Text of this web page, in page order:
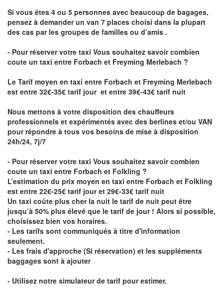
Si vous êtes 4 ou 5 personnes avec beaucoup de bagages,
pensez à demander un van 7 places choisi dans la plupart
des cas par les groupes de familles ou d’amis .
- Pour réserver votre taxi Vous souhaitez savoircombien
coute un taxi entre Forbach et Freyming Merlebach ?
Le Tarif moyen en taxi entre Forbach et Freyming Merlebach
est entre 32€-35€ tarif jour et entre 39€-43€ tarif nuit
Nous mettons à votre disposition des chauffeurs
professionnels et expérimentés avec des berlines et/ou VAN
pour répondre à tous vos besoins de mise à disposition
24h/24, 7j/7
- Pour réserver votre taxi Vous souhaitez savoircombien
coute un taxi entre Forbach et Folkling ?
L’estimation du prix moyen en taxi entre Forbach et Folkling
est entre 22€-25€ tarif jour et 29€-33€ tarif nuit
Un taxi coûte plus cher la nuit le tarif de nuit peut être
jusqu’à 50% plus élevé que le tarif de jour ! Alors si possible,
choisissez bien vos horaires.
- Les tarifs sont communiqués à titre d'information
seulement.
- Les frais d'approche (Si réservation) et les suppléments
baggages sont à ajouter
- Utilisez notre simulateur de tarif pour estimer.